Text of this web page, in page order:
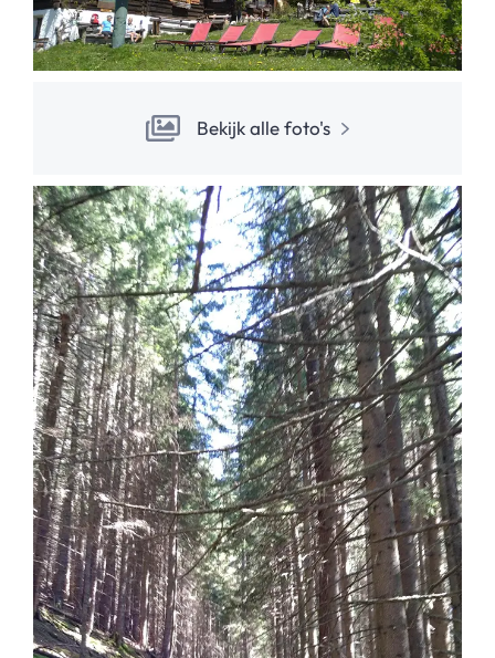
Bekijk alle foto's